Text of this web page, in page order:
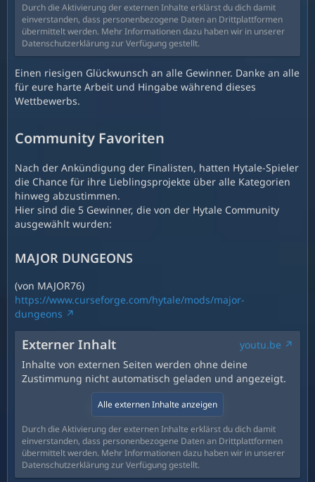
Durch die Aktivierung der externen Inhalte erklärst du dich damit
einverstanden, dass personenbezogene Daten an Drittplattformen
übermittelt werden. Mehr Informationen dazu haben wir in unserer
Datenschutzerklärung zur Verfügung gestellt.
Einen riesigen Glückwunsch an alle Gewinner. Danke an alle
für eure harte Arbeit und Hingabe während dieses
Wettbewerbs.
Community Favoriten
Nach der Ankündigung der Finalisten, hatten Hytale-Spieler
die Chance für ihre Lieblingsprojekte über alle Kategorien
hinweg abzustimmen.
Hier sind die 5 Gewinner, die von der Hytale Community
ausgewählt wurden:
MAJOR DUNGEONS
(von MAJOR76)
https://www.curseforge.com/hytale/mods/major-
dungeons
Externer Inhalt
youtu.be
Inhalte von externen Seiten werden ohne deine
Zustimmung nicht automatisch geladen und angezeigt.
Alle externen Inhalte anzeigen
Durch die Aktivierung der externen Inhalte erklärst du dich damit
einverstanden, dass personenbezogene Daten an Drittplattformen
übermittelt werden. Mehr Informationen dazu haben wir in unserer
Datenschutzerklärung zur Verfügung gestellt.